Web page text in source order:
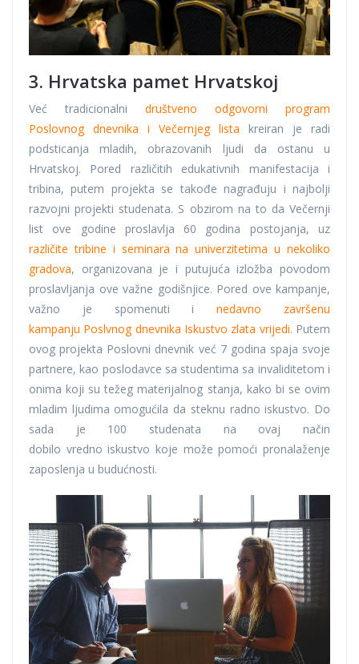
3. Hrvatska pamet Hrvatskoj
Već tradicionalni društveno odgovorni program
Poslovnog dnevnika i Večernjeg lista kreiran je radi
podsticanja mladih, obrazovanih ljudi da ostanu u
Hrvatskoj. Pored različitih edukativnih manifestacija i
tribina, putem projekta se takođe nagrađuju i najbolji
razvojni projekti studenata. S obzirom na to da Večernji
list ove godine proslavlja 60 godina postojanja, uz
različite tribine i seminara na univerzitetima u nekoliko
gradova, organizovana je i putujuća izložba povodom
proslavljanja ove važne godišnjice. Pored ove kampanje,
važno je spomenuti inedavno završenu
kampanju Poslvnog dnevnika Iskustvo zlata vrijedi. Putem
ovog projekta Poslovni dnevnik već 7 godina spaja svoje
partnere, kao poslodavce sa studentima sa invaliditetom i
onima koji su težeg materijalnog stanja, kako bi se ovim
mladim ljudima omogućila da steknu radno iskustvo. Do
sada je 100 studenata na ovaj način
dobilo vredno iskustvo koje može pomoći pronalaženje
zaposlenja u budućnosti.